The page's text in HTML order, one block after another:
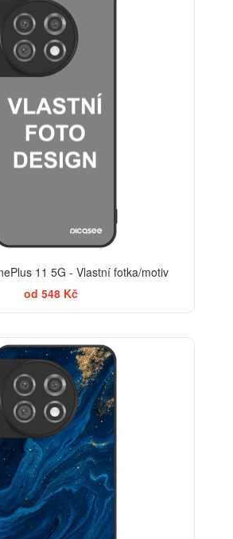
11 5G - Vlastní fotka/motiv
od 548 Kč